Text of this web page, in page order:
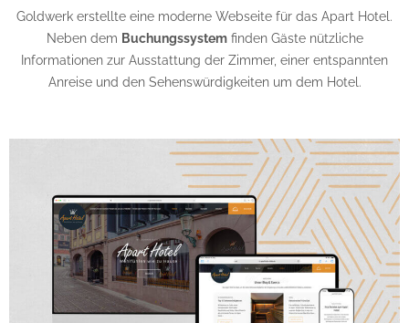
Goldwerk erstellte eine moderne Webseite für das Apart Hotel.
Neben dem Buchungssystemfinden Gäste nützliche
Informationen zur Ausstattung der Zimmer, einer entspannten
Anreise und den Sehenswürdigkeiten um dem Hotel.